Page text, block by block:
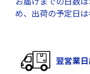
め、出荷の予定日
翌営業